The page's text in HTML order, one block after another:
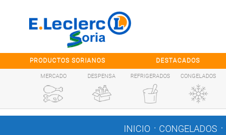
PRODUCTOS SORIANOS DESTACADOS
MERCADO DESPENSA REFRIGERADOS CONGELADOS
INICIO . CONGELADOS .